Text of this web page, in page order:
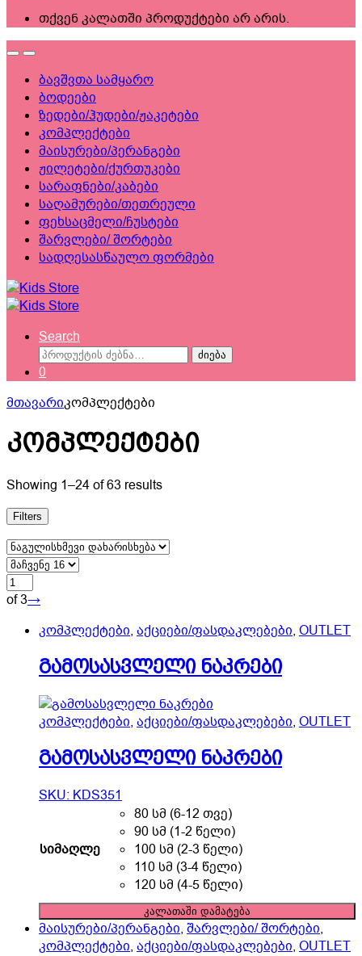
თქვენ კალათში პროდუქტები არ არის.
ბავშვთა სამყარო
ბოდეები
ზედები/ჰუდები/ჟაკეტები
კომპლექტები
მაისურები/პერანგები
ჟილეტები/ქურთუკები
სარაფნები/კაბები
საღამურები/თეთრეული
ფეხსაცმელი/ჩუსტები
შარვლები/ შორტები
სადღესასწაულო ფორმები
Search
ძებნა:
ძიება
0
მთავარიკომპლექტები
კომპლექტები
Showing 1–24 of 63 results
Filters
of 3→
კომპლექტები, აქციები/ფასდაკლებები, OUTLET
გამოსასვლელი ნაკრები
კომპლექტები, აქციები/ფასდაკლებები, OUTLET
გამოსასვლელი ნაკრები
SKU: KDS351
სიმაღლე
80 სმ (6-12 თვე)
90 სმ (1-2 წელი)
100 სმ (2-3 წელი)
110 სმ (3-4 წელი)
120 სმ (4-5 წელი)
გამოსასვლელი
ნაკრები
quantity
კალათაში დამატება
მაისურები/პერანგები, შარვლები/ შორტები,
კომპლექტები, აქციები/ფასდაკლებები, OUTLET